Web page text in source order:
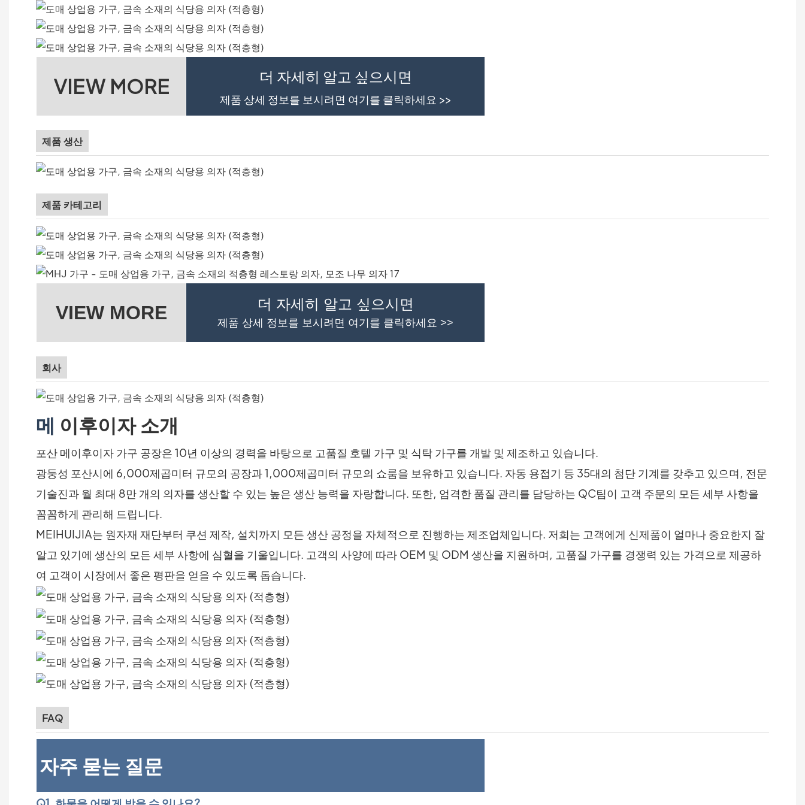
VIEW MORE 더 자세히 알고 싶으시면
제품 상세 정보를 보시려면 여기를 클릭하세요 >>
제품 생산
제품 카테고리
VIEW MORE 더 자세히 알고 싶으시면
제품 상세 정보를 보시려면 여기를 클릭하세요 >>
회사
메 이후이자 소개
포산 메이후이자 가구 공장은 10년 이상의 경력을 바탕으로 고품질 호텔 가구 및 식탁 가구를 개발 및 제조하고 있습니다.
광둥성 포산시에 6,000제곱미터 규모의 공장과 1,000제곱미터 규모의 쇼룸을 보유하고 있습니다. 자동 용접기 등 35대의 첨단 기계를 갖추고 있으며, 전문
기술진과 월 최대 8만 개의 의자를 생산할 수 있는 높은 생산 능력을 자랑합니다. 또한, 엄격한 품질 관리를 담당하는 QC팀이 고객 주문의 모든 세부 사항을
꼼꼼하게 관리해 드립니다.
MEIHUIJIA는 원자재 재단부터 쿠션 제작, 설치까지 모든 생산 공정을 자체적으로 진행하는 제조업체입니다. 저희는 고객에게 신제품이 얼마나 중요한지 잘
알고 있기에 생산의 모든 세부 사항에 심혈을 기울입니다. 고객의 사양에 따라 OEM 및 ODM 생산을 지원하며, 고품질 가구를 경쟁력 있는 가격으로 제공하
여 고객이 시장에서 좋은 평판을 얻을 수 있도록 돕습니다.
FAQ
자주 묻는 질문